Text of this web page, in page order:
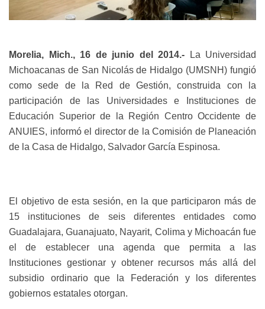
Morelia, Mich., 16 de junio del 2014.- La Universidad
Michoacanas de San Nicolás de Hidalgo (UMSNH) fungió
como sede de la Red de Gestión, construida con la
participación de las Universidades e Instituciones de
Educación Superior de la Región Centro Occidente de
ANUIES, informó el director de la Comisión de Planeación
de la Casa de Hidalgo, Salvador García Espinosa.
El objetivo de esta sesión, en la que participaron más de
15 instituciones de seis diferentes entidades como
Guadalajara, Guanajuato, Nayarit, Colima y Michoacán fue
el de establecer una agenda que permita a las
Instituciones gestionar y obtener recursos más allá del
subsidio ordinario que la Federación y los diferentes
gobiernos estatales otorgan.